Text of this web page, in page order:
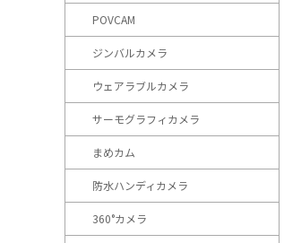
POVCAM
ジンバルカメラ
ウェアラブルカメラ
サーモグラフィカメラ
まめカム
防水ハンディカメラ
360°カメラ